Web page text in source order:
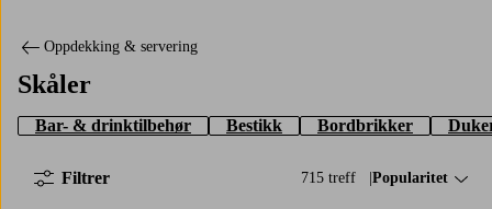
Oppdekking & servering
Skåler
Bar- & drinktilbehør Bestikk Bordbrikker
715 treff Sorter på:
Popularitet
Filtrer